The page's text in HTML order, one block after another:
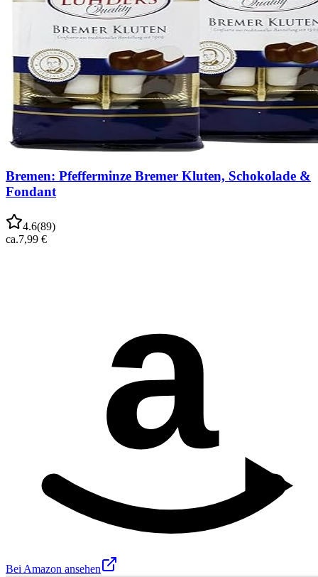
Bremen: Pfefferminze Bremer Kluten, Schokolade &
Fondant
4.6(89)
ca.7,99 €
a
Bei Amazon ansehen